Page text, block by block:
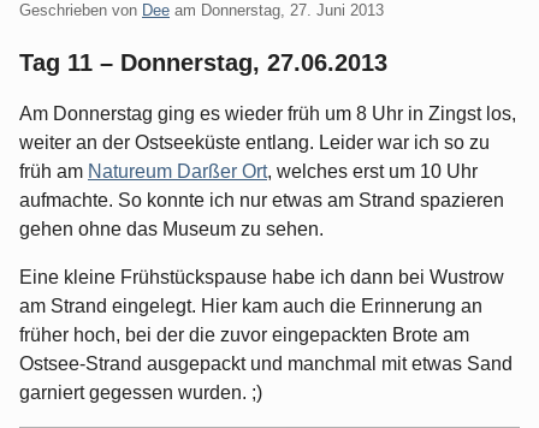
Geschrieben von Dee am Donnerstag, 27. Juni 2013
Tag 11 – Donnerstag, 27.06.2013
Am Donnerstag ging es wieder früh um 8 Uhr in Zingst los,
weiter an der Ostseeküste entlang. Leider war ich so zu
früh am Natureum Darßer Ort, welches erst um 10 Uhr
aufmachte. So konnte ich nur etwas am Strand spazieren
gehen ohne das Museum zu sehen.
Eine kleine Frühstückspause habe ich dann bei Wustrow
am Strand eingelegt. Hier kam auch die Erinnerung an
früher hoch, bei der die zuvor eingepackten Brote am
Ostsee-Strand ausgepackt und manchmal mit etwas Sand
garniert gegessen wurden. ;)